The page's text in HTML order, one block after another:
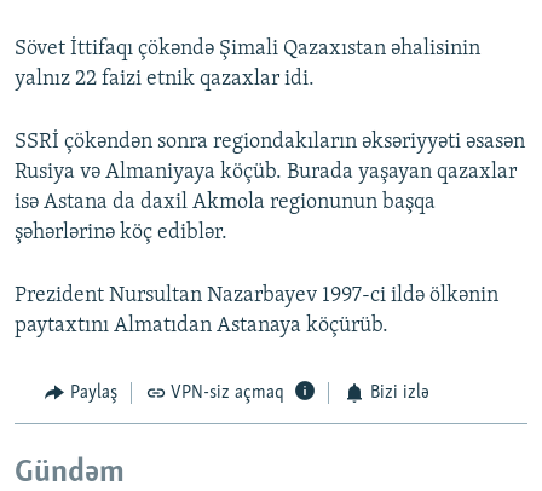
Sövet İttifaqı çökəndə Şimali Qazaxıstan əhalisinin
yalnız 22 faizi etnik qazaxlar idi.
SSRİ çökəndən sonra regiondakıların əksəriyyəti əsasən
Rusiya və Almaniyaya köçüb. Burada yaşayan qazaxlar
isə Astana da daxil Akmola regionunun başqa
şəhərlərinə köç ediblər.
Prezident Nursultan Nazarbayev 1997-ci ildə ölkənin
paytaxtını Almatıdan Astanaya köçürüb.
Paylaş VPN-siz açmaq Bizi izlə
Gündəm